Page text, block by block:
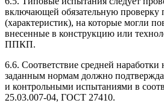
включающей обязательную проверку
(характеристик), на которые могли
внесенные в конструкцию или
ППКП.
6.6. Соответствие средней наработки
заданным нормам должно
и контрольными испытаниями в
25.03.007-04, ГОСТ 27410.